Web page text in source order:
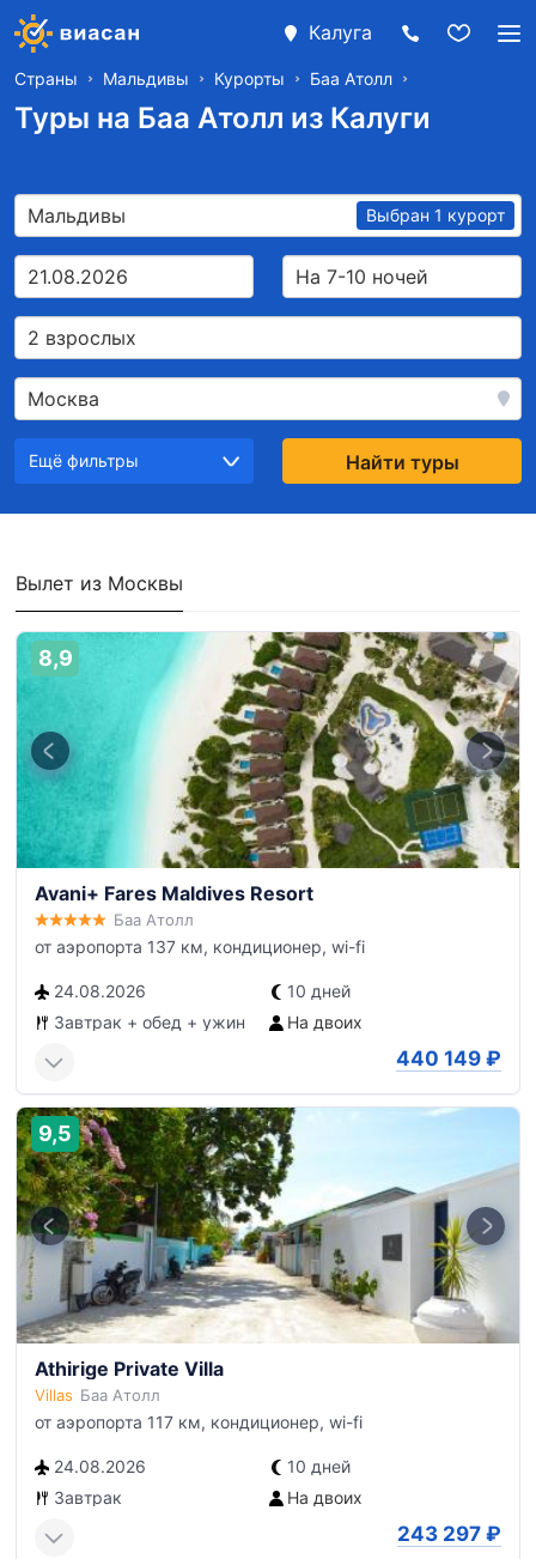
Калуга
Страны Мальдивы Курорты Баа Атолл
Туры на Баа Атолл из Калуги
Мальдивы Выбран 1 курорт
21.08.2026 На 7-10 ночей
2 взрослых
Москва
Ещё фильтры Найти туры
Вылет из Москвы
8,9
Avani+ Fares Maldives Resort
Баа Атолл
от аэропорта 137 км, кондиционер, wi-fi
24.08.2026
10 дней
Завтрак + обед + ужин
На двоих
440 149 ₽
9,5
Athirige Private Villa
Villas Баа Атолл
от аэропорта 117 км, кондиционер, wi-fi
24.08.2026
10 дней
Завтрак
На двоих
243 297 ₽